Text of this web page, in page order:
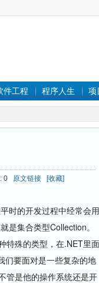
件工程 程序人生 项
0 原文链接 [收藏]
时的开发过程中经常会用
是集合类型Collection。
特殊的类型，在.NET里面
们要面对是一些复杂的地
管是他的操作系统还是开